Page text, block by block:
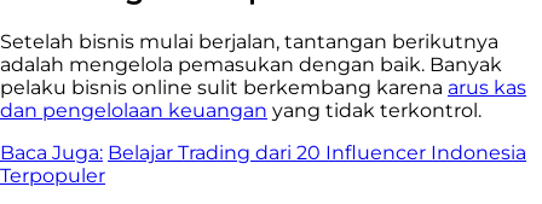
Setelah bisnis mulai berjalan, tantangan berikutnya
adalah mengelola pemasukan dengan baik. Banyak
pelaku bisnis online sulit berkembang karena arus kas
dan pengelolaan keuangan yang tidak terkontrol.
Baca Juga: Belajar Trading dari 20 Influencer Indonesia
Terpopuler